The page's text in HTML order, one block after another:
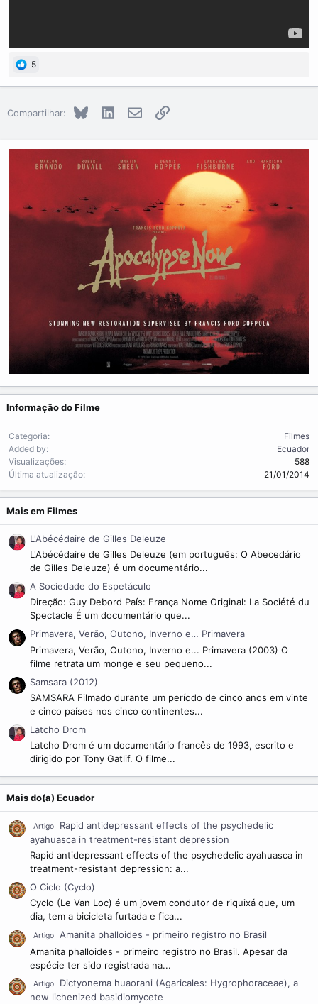
5
Compartilhar: BlueskyLinkedInE-mailLink
Informação do Filme
Categoria
Filmes
Added by
Ecuador
Visualizações
588
Última atualização
21/01/2014
Mais em Filmes
L'Abécédaire de Gilles Deleuze
L'Abécédaire de Gilles Deleuze (em português: O Abecedário
de Gilles Deleuze) é um documentário...
A Sociedade do Espetáculo
Direção: Guy Debord País: França Nome Original: La Société du
Spectacle É um documentário que...
Primavera, Verão, Outono, Inverno e… Primavera
Primavera, Verão, Outono, Inverno e... Primavera (2003) O
filme retrata um monge e seu pequeno...
Samsara (2012)
SAMSARA Filmado durante um período de cinco anos em vinte
e cinco países nos cinco continentes...
Latcho Drom
Latcho Drom é um documentário francês de 1993, escrito e
dirigido por Tony Gatlif. O filme...
Mais do(a) Ecuador
Artigo
Rapid antidepressant effects of the psychedelic
ayahuasca in treatment-resistant depression
Rapid antidepressant effects of the psychedelic ayahuasca in
treatment-resistant depression: a...
O Ciclo (Cyclo)
Cyclo (Le Van Loc) é um jovem condutor de riquixá que, um
dia, tem a bicicleta furtada e fica...
Artigo
Amanita phalloides - primeiro registro no Brasil
Amanita phalloides - primeiro registro no Brasil. Apesar da
espécie ter sido registrada na...
Artigo
Dictyonema huaorani (Agaricales: Hygrophoraceae), a
new lichenized basidiomycete